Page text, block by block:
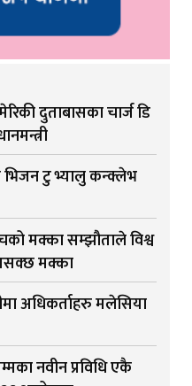
दुताबासका चार्ज डि
भिजन टु भ्यालु कन्क्लेभ
मक्का सम्झौताले विश्व
मक्का
अधिकर्ताहरु मलेसिया
नवीन प्रविधि एकै